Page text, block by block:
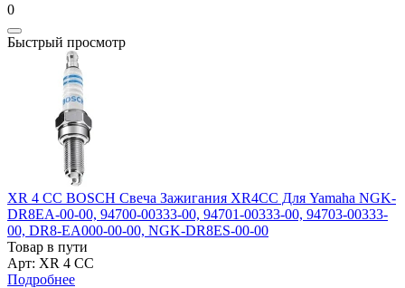
0
Быстрый просмотр
XR 4 CC BOSCH Свеча Зажигания XR4CC Для Yamaha NGK-
DR8EA-00-00, 94700-00333-00, 94701-00333-00, 94703-00333-
00, DR8-EA000-00-00, NGK-DR8ES-00-00
Товар в пути
Арт: XR 4 CC
Подробнее